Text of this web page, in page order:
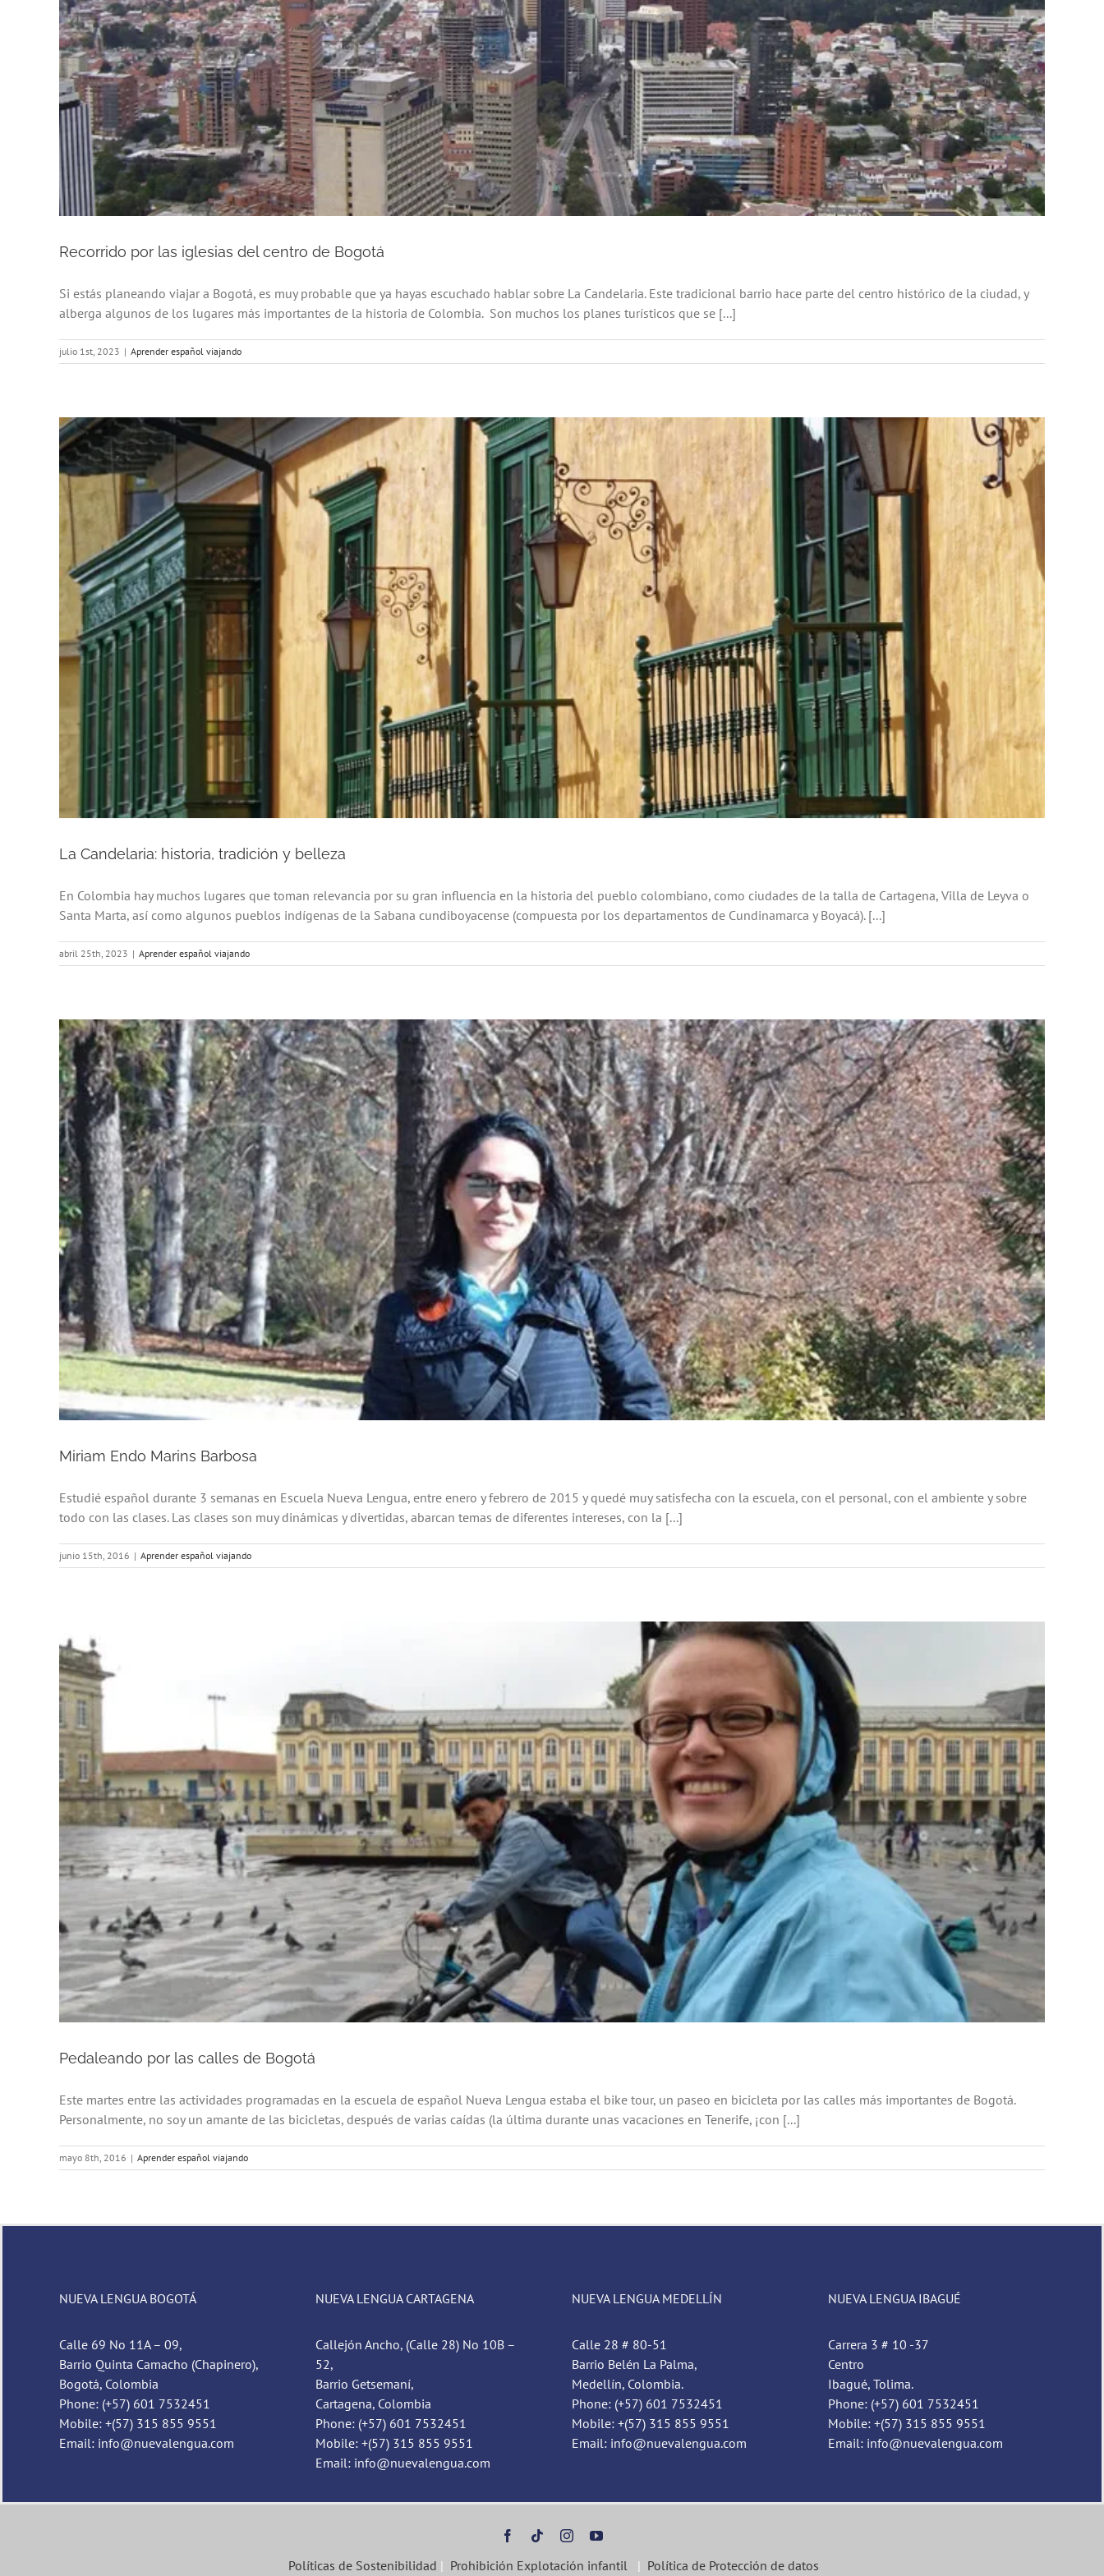
Recorrido por las iglesias del centro de Bogotá
Si estás planeando viajar a Bogotá, es muy probable que ya hayas escuchado hablar sobre La Candelaria. Este tradicional barrio hace parte del centro histórico de la ciudad, y
alberga algunos de los lugares más importantes de la historia de Colombia. Son muchos los planes turísticos que se [...]
julio 1st, 2023 | Aprender español viajando
La Candelaria: historia, tradición y belleza
En Colombia hay muchos lugares que toman relevancia por su gran influencia en la historia del pueblo colombiano, como ciudades de la talla de Cartagena, Villa de Leyva o
Santa Marta, así como algunos pueblos indígenas de la Sabana cundiboyacense (compuesta por los departamentos de Cundinamarca y Boyacá). [...]
abril 25th, 2023 | Aprender español viajando
Miriam Endo Marins Barbosa
Estudié español durante 3 semanas en Escuela Nueva Lengua, entre enero y febrero de 2015 y quedé muy satisfecha con la escuela, con el personal, con el ambiente y sobre
todo con las clases. Las clases son muy dinámicas y divertidas, abarcan temas de diferentes intereses, con la [...]
junio 15th, 2016 | Aprender español viajando
Pedaleando por las calles de Bogotá
Este martes entre las actividades programadas en la escuela de español Nueva Lengua estaba el bike tour, un paseo en bicicleta por las calles más importantes de Bogotá.
Personalmente, no soy un amante de las bicicletas, después de varias caídas (la última durante unas vacaciones en Tenerife, ¡con [...]
mayo 8th, 2016 | Aprender español viajando
NUEVA LENGUA BOGOTÁ
Calle 69 No 11A – 09,
Barrio Quinta Camacho (Chapinero),
Bogotá, Colombia
Phone: (+57) 601 7532451
Mobile: +(57) 315 855 9551
Email: info@nuevalengua.com
NUEVA LENGUA CARTAGENA
Callejón Ancho, (Calle 28) No 10B –
52,
Barrio Getsemaní,
Cartagena, Colombia
Phone: (+57) 601 7532451
Mobile: +(57) 315 855 9551
Email: info@nuevalengua.com
NUEVA LENGUA MEDELLÍN
Calle 28 # 80-51
Barrio Belén La Palma,
Medellín, Colombia.
Phone: (+57) 601 7532451
Mobile: +(57) 315 855 9551
Email: info@nuevalengua.com
NUEVA LENGUA IBAGUÉ
Carrera 3 # 10 -37
Centro
Ibagué, Tolima.
Phone: (+57) 601 7532451
Mobile: +(57) 315 855 9551
Email: info@nuevalengua.com
Políticas de Sostenibilidad | Prohibición Explotación infantil | Política de Protección de datos